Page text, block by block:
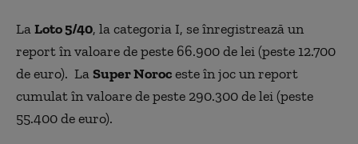
LaLoto 5/40, la categoria I, se înregistrează un
report în valoare de peste 66.900 de lei (peste 12.700
de euro). LaSuper Noroceste în joc un report
cumulat în valoare de peste 290.300 de lei (peste
55.400 de euro).